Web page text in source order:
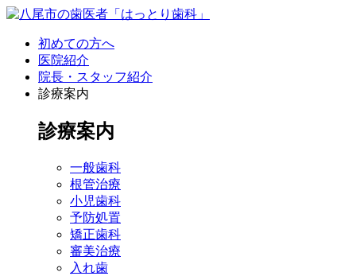
初めての方へ
医院紹介
院長・スタッフ紹介
診療案内
診療案内
一般歯科
根管治療
小児歯科
予防処置
矯正歯科
審美治療
入れ歯